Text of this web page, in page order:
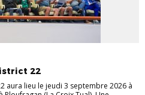
22
aura lieu le jeudi 3 septembre 2026 à